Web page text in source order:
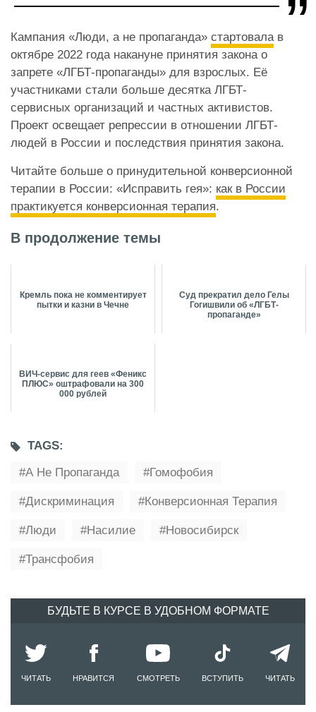
Кампания «Люди, а не пропаганда» стартовалав
октябре 2022 года накануне принятия закона о
запрете «ЛГБТ-пропаганды» для взрослых. Её
участниками стали больше десятка ЛГБТ-
сервисных организаций и частных активистов.
Проект освещает репрессии в отношении ЛГБТ-
людей в России и последствия принятия закона.
Читайте больше о принудительной конверсионной
терапии в России: «Исправить гея»: как в России
практикуется конверсионная терапия.
В продолжение темы
Кремль пока не комментирует
пытки и казни в Чечне
Суд прекратил дело Гелы
Гогишвили об «ЛГБТ-
пропаганде»
ВИЧ-сервис для геев «Феникс
ПЛЮС» оштрафовали на 300
000 рублей
TAGS:
А Не Пропаганда
Гомофобия
Дискриминация Конверсионная Терапия
Люди Насилие Новосибирск
Трансфобия
БУДЬТЕ В КУРСЕ В УДОБНОМ ФОРМАТЕ
ЧИТАТЬ НРАВИТСЯ СМОТРЕТЬ ВСТУПИТЬ ЧИТАТЬ